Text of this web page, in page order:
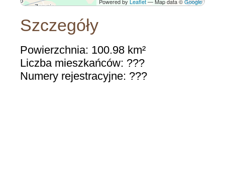
Szczegóły
Powierzchnia: 100.98 km²
Liczba mieszkańców: ???
Numery rejestracyjne: ???